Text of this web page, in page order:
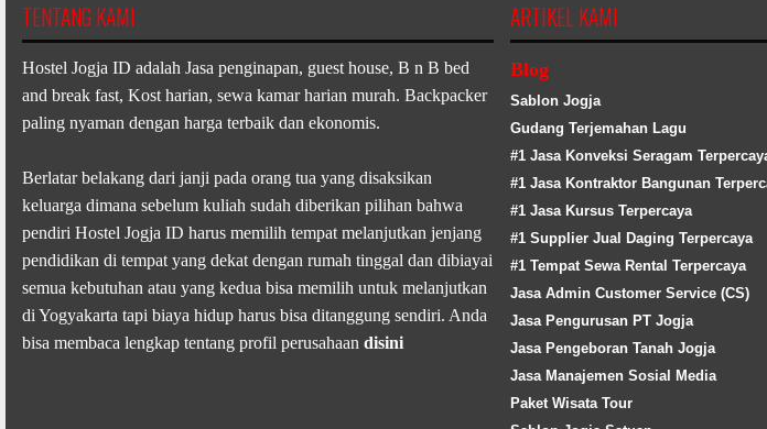
TENTANG KAMI
Hostel Jogja ID adalah Jasa penginapan, guest house, B n B bed
and break fast, Kost harian, sewa kamar harian murah. Backpacker
paling nyaman dengan harga terbaik dan ekonomis.
Berlatar belakang dari janji pada orang tua yang disaksikan
keluarga dimana sebelum kuliah sudah diberikan pilihan bahwa
pendiri Hostel Jogja ID harus memilih tempat melanjutkan jenjang
pendidikan di tempat yang dekat dengan rumah tinggal dan dibiayai
semua kebutuhan atau yang kedua bisa memilih untuk melanjutkan
di Yogyakarta tapi biaya hidup harus bisa ditanggung sendiri. Anda
bisa membaca lengkap tentang profil perusahaandisini
ARTIKEL KAMI
Blog
Sablon Jogja
Gudang Terjemahan Lagu
#1 Jasa Konveksi Seragam
#1 Jasa Kontraktor Bangunan
#1 Jasa Kursus Terpercaya
#1 Supplier Jual Daging Terpercaya
#1 Tempat Sewa Rental Terpercaya
Jasa Admin Customer Service (CS)
Jasa Pengurusan PT Jogja
Jasa Pengeboran Tanah Jogja
Jasa Manajemen Sosial Media
Paket Wisata Tour